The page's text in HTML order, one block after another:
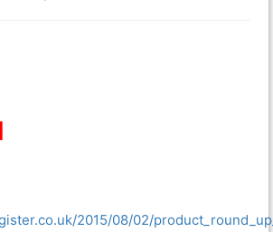
2015/08/02/